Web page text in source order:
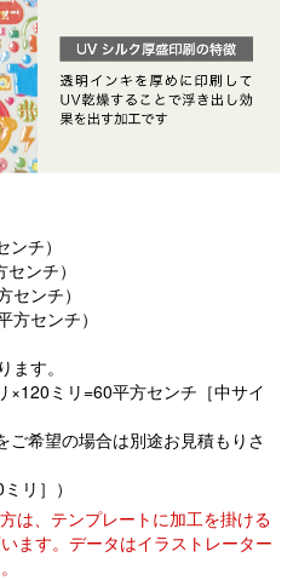
チ）
ンチ）
ンチ）
センチ）
す。
×120ミリ=60平方センチ［中サイ
希望の場合は別途お見積もりさ
リ］）
は、テンプレートに加工を掛ける
ます。データはイラストレーター